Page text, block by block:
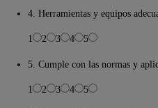
4. Herramientas y equipos
1 2 3 4 5
5. Cumple con las normas y
1 2 3 4 5